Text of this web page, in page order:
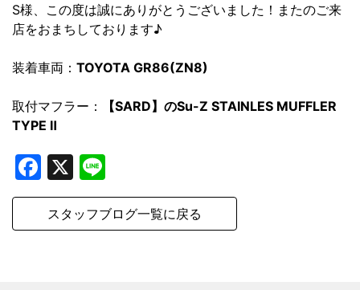
S様、この度は誠にありがとうございました！またのご来
店をおまちしております♪
装着車両： TOYOTA GR86(ZN8)
取付マフラー： 【SARD】のSu-Z STAINLES MUFFLER
TYPE Ⅱ
Facebook
X
スタッフブログ一覧に戻る